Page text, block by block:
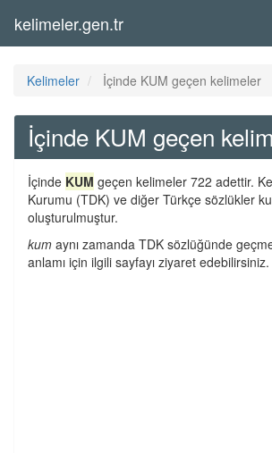
kelimeler.gen.tr
Kelimeler İçinde KUM geçen kelimeler
İçinde KUM geçen
İçinde KUM geçen kelimeler 722 adettir.
Kurumu (TDK) ve diğer Türkçe sözlükler
oluşturulmuştur.
kum aynı zamanda TDK sözlüğünde
anlamı için ilgili sayfayı ziyaret edebilirsiniz.